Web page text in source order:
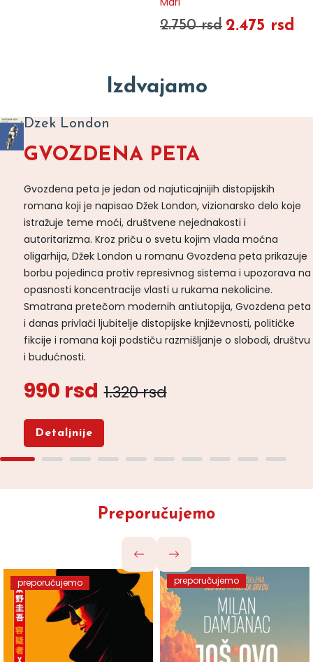
2.750 rsd 2.475 rsd
Izdvajamo
Dzek London
GVOZDENA PETA
Gvozdena peta je jedan od najuticajnijih distopijskih
romana koji je napisao Džek London, vizionarsko delo koje
istražuje teme moći, društvene nejednakosti i
autoritarizma. Kroz priču o svetu kojim vlada moćna
oligarhija, Džek London u romanu Gvozdena peta prikazuje
borbu pojedinca protiv represivnog sistema i upozorava na
opasnosti koncentracije vlasti u rukama nekolicine.
Smatrana pretečom modernih antiutopija, Gvozdena peta
i danas privlači ljubitelje distopijske književnosti, političke
fikcije i romana koji podstiču razmišljanje o slobodi, društvu
i budućnosti.
990 rsd 1.320 rsd
Detaljnije
Preporučujemo
preporučujemo preporučujemo